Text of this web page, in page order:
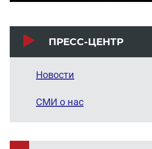
ПРЕСС-ЦЕНТР
Новости
СМИ о нас